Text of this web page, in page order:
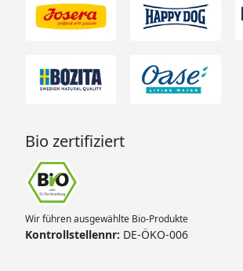
Bio zertifiziert
Wir führen ausgewählte Bio-Produkte
Kontrollstellennr: DE-ÖKO-006